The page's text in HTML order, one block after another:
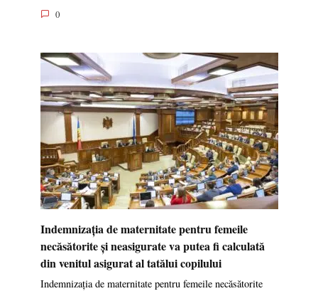
0
Indemnizația de maternitate pentru femeile
necăsătorite și neasigurate va putea fi calculată
din venitul asigurat al tatălui copilului
Indemnizația de maternitate pentru femeile necăsătorite